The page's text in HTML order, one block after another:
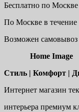
Бесплатно по
По Москве в течение
Возможен самовывоз
Home Image
Стиль | Комфорт |
Интернет магазин
интерьера премиум